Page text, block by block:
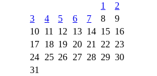
1
2
3
4 5 6 7 8
9
10 11 12 13 14 15 16
17 18 19 20 21 22 23
24 25 26 27 28 29 30
31